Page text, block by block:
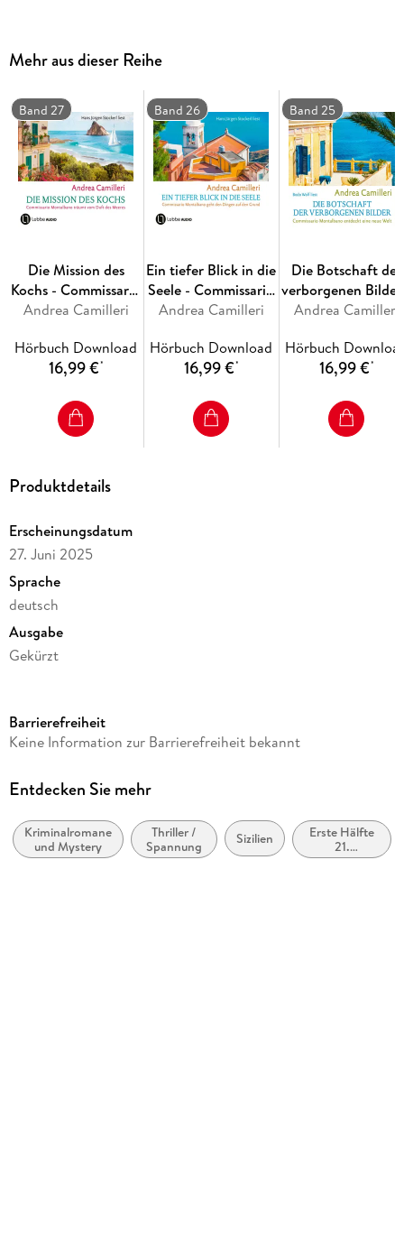
ihrem Viertel berichtet, in welche anscheinend auch
Riccardino verstrickt war.
Mehr aus dieser Reihe
Band 27
Die Mission des
Kochs - Commissario
Montalbano, Teil 27
Andrea Camilleri
Hörbuch Download
16,99 €*
Band 26
Ein tiefer Blick in die
Seele - Commissario
Montalbano, Band
Andrea Camilleri
Hörbuch Download
16,99 €*
Band 25
Die Botschaft der
verborgenen
Commissario
Commissario
Montalbano
Welt, Band 25
Andrea Camilleri
Hörbuch
16,99 €*
Produktdetails
Erscheinungsdatum
27. Juni 2025
Sprache
deutsch
Ausgabe
Gekürzt
Laufzeit
Altersempfehlung
Reihe
Commissario Montalbano, 28
Barrierefreiheit
Keine Information zur Barrierefreiheit bekannt
Entdecken Sie mehr
Kriminalromane
und Mystery
Thriller /
Spannung
Sizilien
Erste Hälfte
21.
Jahrhundert